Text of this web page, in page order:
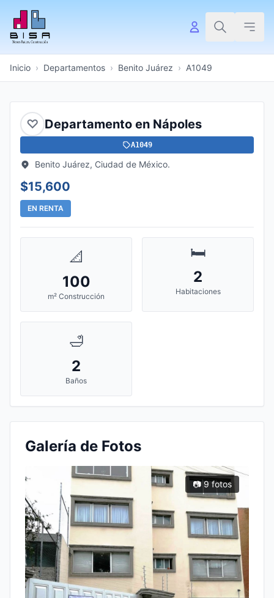
Inicio › Departamentos › Benito Juárez › A1049
♡ Departamento en Nápoles
A1049
Benito Juárez, Ciudad de México.
$15,600
EN RENTA
📐
100
m² Construcción
🛏️
2
Habitaciones
🛁
2
Baños
Galería de Fotos
📷 9 fotos